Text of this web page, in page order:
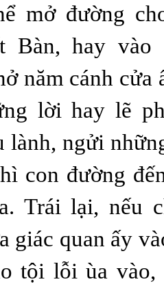
mở đường
Bàn, hay vào
năm cánh cửa
lời hay lẽ
lành, ngửi
con đường
Trái lại, nếu
giác quan ấy
tội lỗi ùa vào,